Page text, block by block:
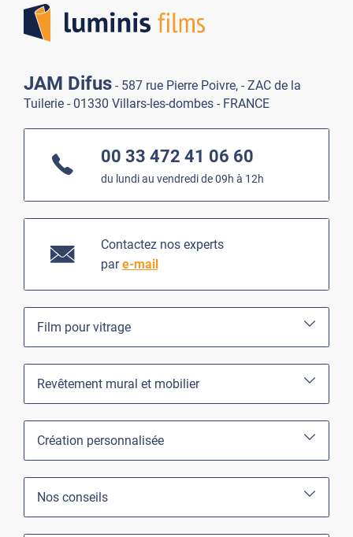
JAM Difus - 587 rue Pierre Poivre, - ZAC de la
Tuilerie - 01330 Villars-les-dombes - FRANCE
00 33 472 41 06 60
du lundi au vendredi de 09h à 12h
Contactez nos experts
pare-mail
Film pour vitrage
Revêtement mural et mobilier
Création personnalisée
Nos conseils